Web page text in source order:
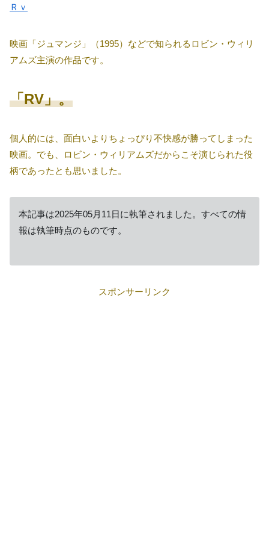
Ｒｖ
映画「ジュマンジ」（1995）などで知られるロビン・ウィリ
アムズ主演の作品です。
「RV」。
個人的には、面白いよりちょっぴり不快感が勝ってしまった
映画。でも、ロビン・ウィリアムズだからこそ演じられた役
柄であったとも思いました。
本記事は2025年05月11日に執筆されました。すべての情
報は執筆時点のものです。
スポンサーリンク